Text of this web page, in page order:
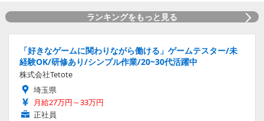
ランキングをもっと見る
「好きなゲームに関わりながら働ける」ゲームテスター/未
経験OK/研修あり/シンプル作業/20~30代活躍中
株式会社Tetote
埼玉県
月給27万円～33万円
正社員